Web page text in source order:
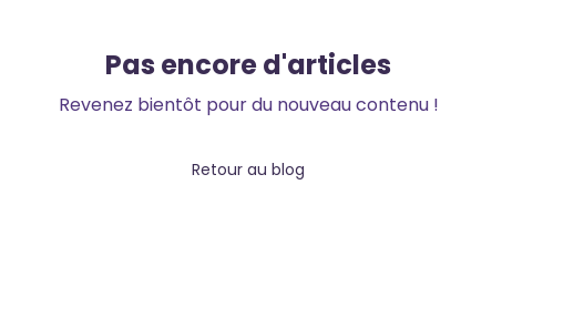
Pas encore d'articles
Revenez bientôt pour du nouveau contenu !
Retour au blog